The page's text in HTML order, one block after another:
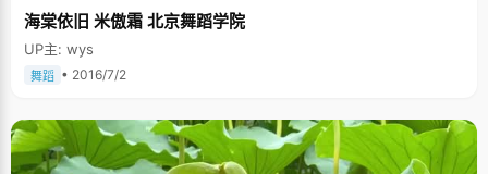
海棠依旧 米傲霜 北京舞蹈学院
UP主: wys
舞蹈 • 2016/7/2